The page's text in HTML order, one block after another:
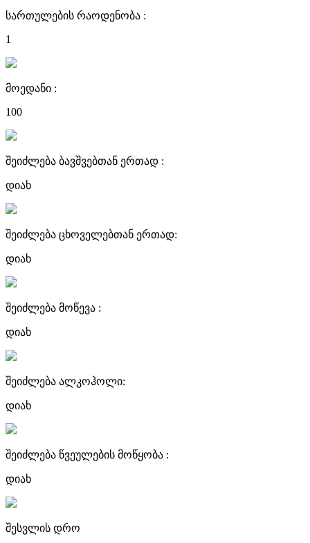
სართულების რაოდენობა :
1
მოედანი :
100
შეიძლება ბავშვებთან ერთად :
დიახ
შეიძლება ცხოველებთან ერთად:
დიახ
შეიძლება მოწევა :
დიახ
შეიძლება ალკოჰოლი:
დიახ
შეიძლება წვეულების მოწყობა :
დიახ
შესვლის დრო